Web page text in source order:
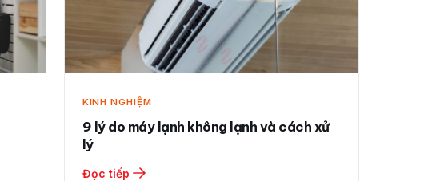
KINH NGHIỆM
9 lý do máy lạnh không lạnh và cách xử
lý
Đọc tiếp